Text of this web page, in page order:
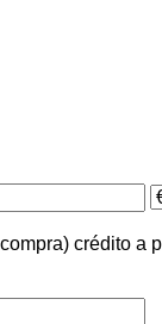
crédito a